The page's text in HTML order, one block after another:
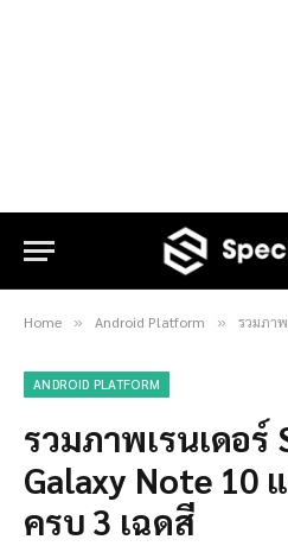
Home » Android Platform » รวมภาพเรนเ
ANDROID PLATFORM
รวมภาพเรนเดอร์
Galaxy Note 10
ครบ 3 เฉดสี